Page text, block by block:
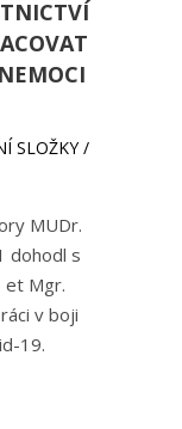
SLOŽKY /
MUDr.
dohodl s
et Mgr.
v boji
19.